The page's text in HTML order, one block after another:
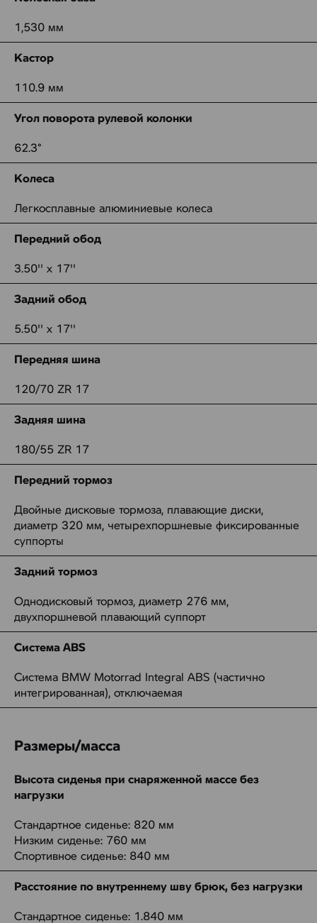
1,530 мм
Кастор
110.9 мм
Угол поворота рулевой колонки
62.3°
Колеса
Легкосплавные алюминиевые колеса
Передний обод
3.50'' x 17''
Задний обод
5.50'' x 17''
Передняя шина
120/70 ZR 17
Задняя шина
180/55 ZR 17
Передний тормоз
Двойные дисковые тормоза, плавающие диски,
диаметр 320 мм, четырехпоршневые фиксированные
суппорты
Задний тормоз
Однодисковый тормоз, диаметр 276 мм,
двухпоршневой плавающий суппорт
Система ABS
Система BMW Motorrad Integral ABS (частично
интегрированная), отключаемая
Размеры/масса
Высота сиденья при снаряженной массе без
нагрузки
Стандартное сиденье: 820 мм
Низким сиденье: 760 мм
Спортивное сиденье: 840 мм
Расстояние по внутреннему шву брюк, без нагрузки
Стандартное сиденье: 1.840 мм